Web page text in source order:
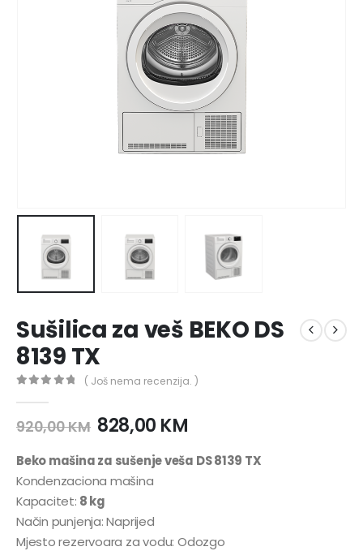
Sušilica za veš BEKO DS
8139 TX
( Još nema recenzija. )
920,00KM 828,00 KM
Beko mašina za sušenje veša DS 8139 TX
Kondenzaciona mašina
Kapacitet: 8 kg
Način punjenja: Naprijed
Mjesto rezervoara za vodu: Odozgo